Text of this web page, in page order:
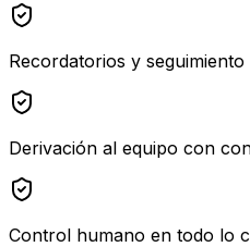
Recordatorios y
Derivación al equipo con
Control humano en todo lo